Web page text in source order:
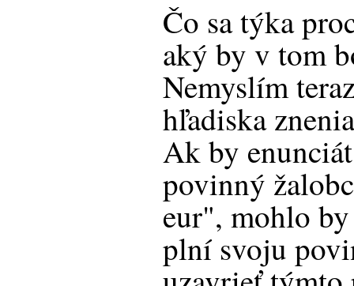
Čo sa týka
aký by v tom
Nemyslím
hľadiska
Ak by
povinný
eur", mohlo
plní svoju